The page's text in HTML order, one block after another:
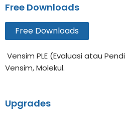
Free Downloads
Free Downloads
Vensim PLE (Evaluasi atau
Vensim, Molekul.
Upgrades